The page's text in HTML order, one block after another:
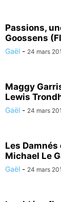
Passions,
Goossens
Gaël - 24 mars
Maggy
Lewis
Gaël - 24 mars
Les Damnés
Michael Le
Gaël - 24 mars